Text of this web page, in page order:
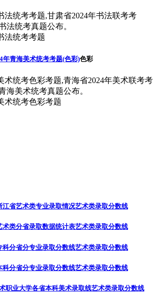
法统考考题,甘肃省2024年书法联考考
法统考真题公布。
年青海美术统考考题(色彩)色彩
术统考色彩考题,青海省2024年美术联考考
海美术统考真题公布。
江省艺术类专业录取情况艺术类录取分数线
术类分省录取数据统计表艺术类录取分数线
科分省分专业录取分数线艺术类录取分数线
科分省分专业录取分数线艺术类录取分数线
职业大学各省本科美术录取线艺术类录取分数线